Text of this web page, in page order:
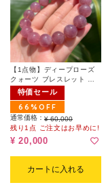
【1点物】ディープローズ
クォーツ ブレスレット 約
12.9～13.2mm 001（ポー
チ付）
特価セール
66%OFF
通常価格： ¥ 60,000
残り1点 ご注文はお早めに!
¥ 20,000
カートに入れる